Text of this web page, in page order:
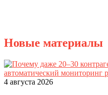
Новые материалы
4 августа 2026